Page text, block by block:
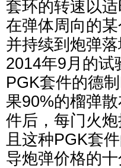
套环的转速以
在弹体周向的
并持续到炮弹
2014年9月的试
PGK套件的德
果90%的榴弹
件后，每门火
且这种PGK套
导炮弹价格的十